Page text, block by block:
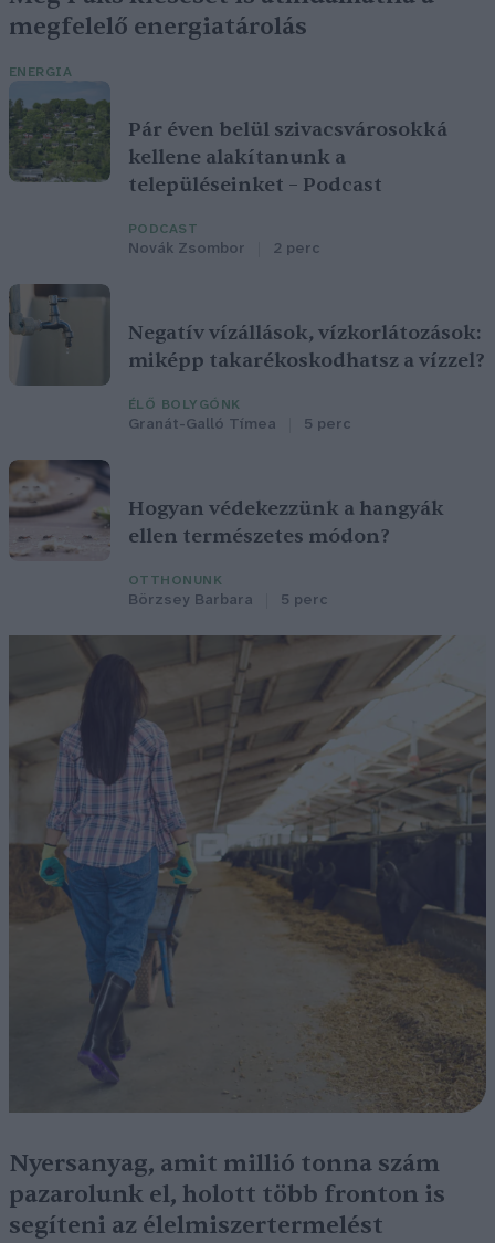
megfelelő energiatárolás
ENERGIA
Pár éven belül szivacsvárosokká
kellene alakítanunk a
településeinket – Podcast
PODCAST
Novák Zsombor 2 perc
Negatív vízállások, vízkorlátozások:
miképp takarékoskodhatsz a vízzel?
ÉLŐ BOLYGÓNK
Granát-Galló Tímea 5 perc
Hogyan védekezzünk a hangyák
ellen természetes módon?
OTTHONUNK
Börzsey Barbara 5 perc
Nyersanyag, amit millió tonna szám
pazarolunk el, holott több fronton is
segíteni az élelmiszertermelést